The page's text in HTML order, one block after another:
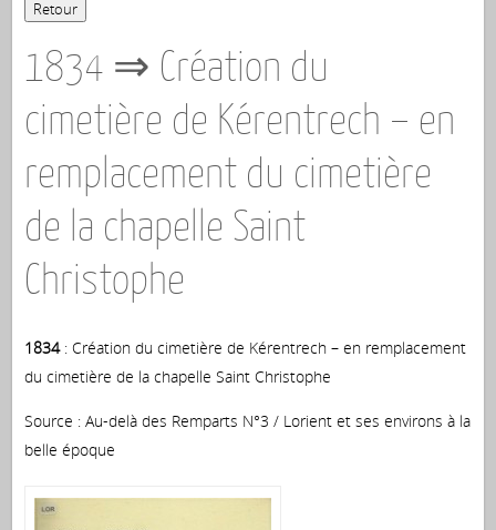
1834 ⇒ Création du
cimetière de Kérentrech – en
remplacement du cimetière
de la chapelle Saint
Christophe
1834: Création du cimetière de Kérentrech – en remplacement
du cimetière de la chapelle Saint Christophe
Source : Au-delà des Remparts N°3 / Lorient et ses environs à la
belle époque